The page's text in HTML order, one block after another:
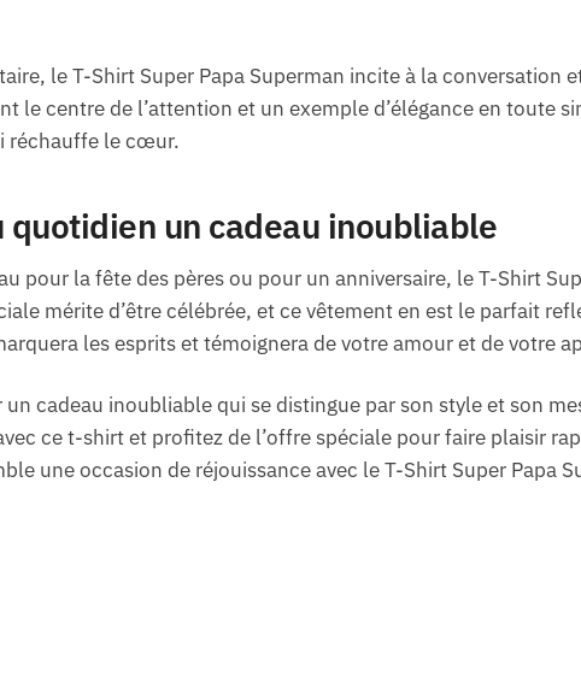
le T-Shirt Super Papa Superman incite à la conversation
le centre de l’attention et un exemple d’élégance en toute
réchauffe le cœur.
quotidien un cadeau inoubliable
pour la fête des pères ou pour un anniversaire, le T-Shirt
mérite d’être célébrée, et ce vêtement en est le parfait
les esprits et témoignera de votre amour et de votre
cadeau inoubliable qui se distingue par son style et son
ce t-shirt et profitez de l’offre spéciale pour faire plaisir
une occasion de réjouissance avec le T-Shirt Super Papa